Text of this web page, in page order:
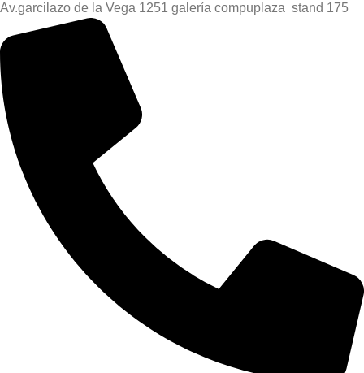
Av.garcilazo de la Vega 1251 galería compuplaza stand 175